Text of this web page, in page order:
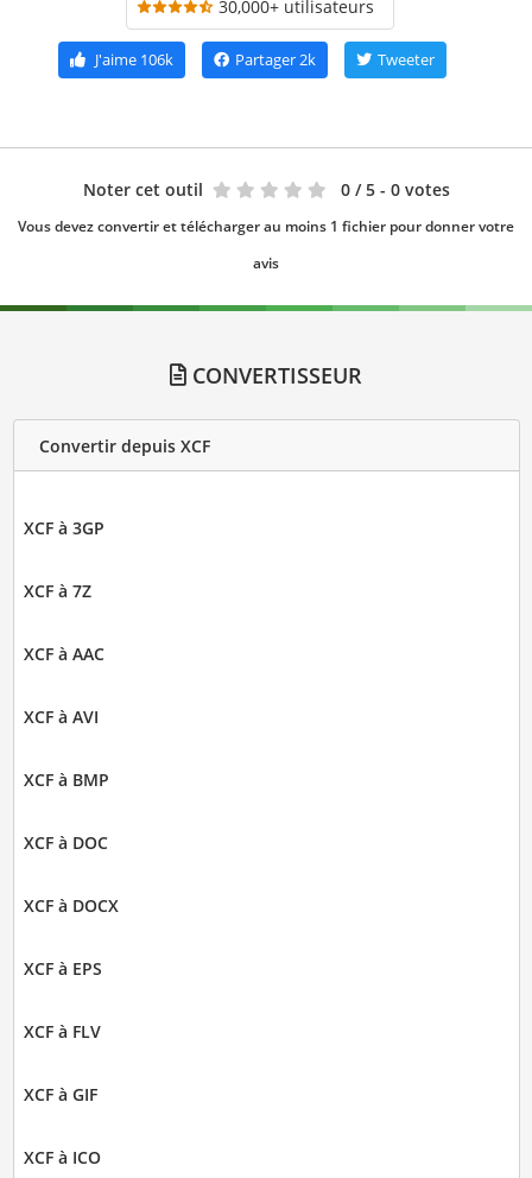
30,000+ utilisateurs
J'aime106k Partager2k Tweeter
Noter cet outil 0 / 5 - 0 votes
Vous devez convertir et télécharger au moins 1 fichier pour donner votre
avis
CONVERTISSEUR
Convertir depuis XCF
XCF à 3GP
XCF à 7Z
XCF à AAC
XCF à AVI
XCF à BMP
XCF à DOC
XCF à DOCX
XCF à EPS
XCF à FLV
XCF à GIF
XCF à ICO